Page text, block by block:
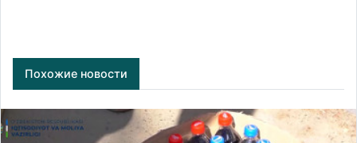
Похожие новости